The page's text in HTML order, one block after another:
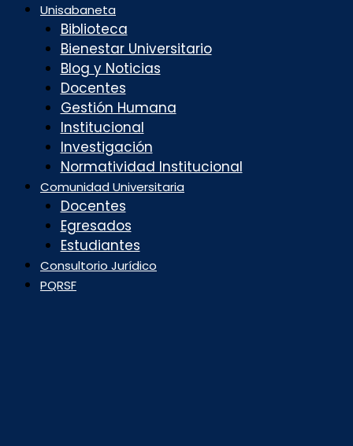
Unisabaneta
Biblioteca
Bienestar Universitario
Blog y Noticias
Docentes
Gestión Humana
Institucional
Investigación
Normatividad Institucional
Comunidad Universitaria
Docentes
Egresados
Estudiantes
Consultorio Jurídico
PQRSF